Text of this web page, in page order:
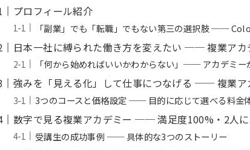
プロフィール紹介
「副業」でも「転職」でもない第三の選択肢 ──
日本一社に縛られた働き方を変えたい ── 複業アカ
「何から始めればいいかわからない」── アカデミー
強みを「見える化」して仕事につなげる ── 複業ア
3つのコースと価格設定 ── 目的に応じて選べる料金
数字で見る複業アカデミー ── 満足度100%・2人
受講生の成功事例 ── 具体的な3つのストーリー